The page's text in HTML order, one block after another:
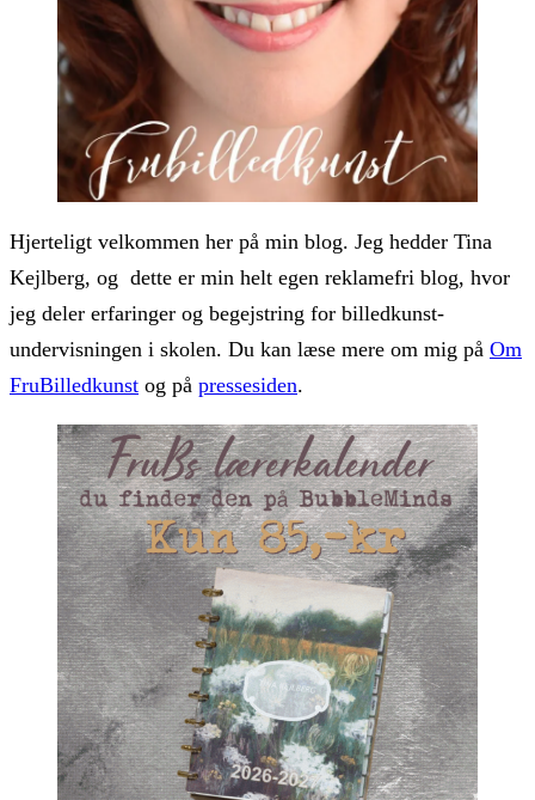
Hjerteligt velkommen her på min blog. Jeg hedder Tina
Kejlberg, og dette er min helt egen reklamefri blog, hvor
jeg deler erfaringer og begejstring for billedkunst-
undervisningen i skolen. Du kan læse mere om mig på Om
FruBilledkunst og på pressesiden.